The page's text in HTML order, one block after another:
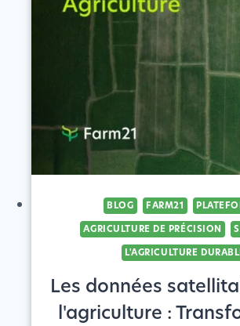
LA
BLOG FARM21
AGRICULTURE DE PRÉCISION
L'AGRICULTURE
Les données
l'agriculture :